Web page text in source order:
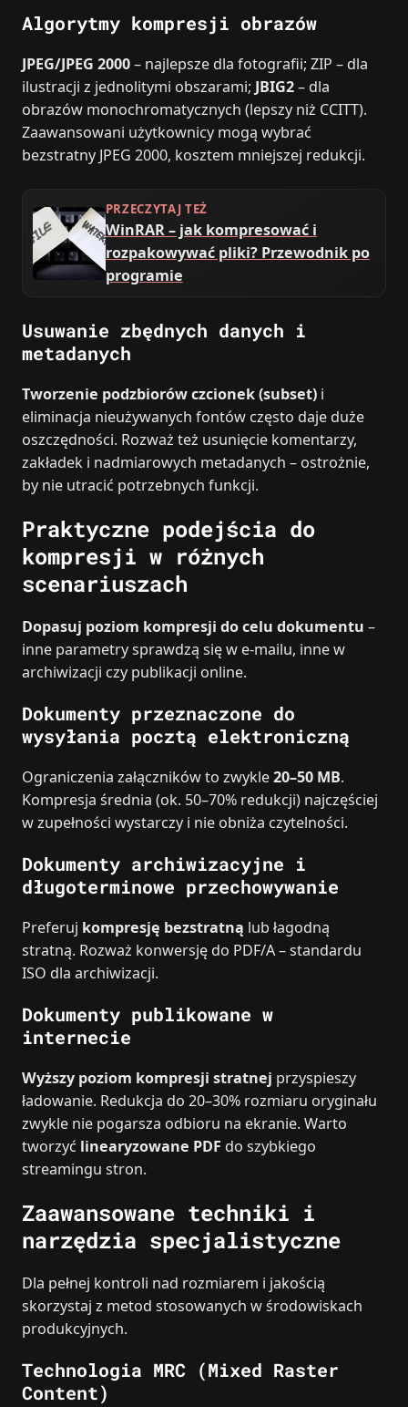
Algorytmy kompresji obrazów
JPEG/JPEG 2000– najlepsze dla fotografii; ZIP – dla
ilustracji z jednolitymi obszarami; JBIG2– dla
obrazów monochromatycznych (lepszy niż CCITT).
Zaawansowani użytkownicy mogą wybrać
bezstratny JPEG 2000, kosztem mniejszej redukcji.
PRZECZYTAJ TEŻ
WinRAR – jak kompresować i
rozpakowywać pliki? Przewodnik po
programie
Usuwanie zbędnych danych i
metadanych
Tworzenie podzbiorów czcionek (subset) i
eliminacja nieużywanych fontów często daje duże
oszczędności. Rozważ też usunięcie komentarzy,
zakładek i nadmiarowych metadanych – ostrożnie,
by nie utracić potrzebnych funkcji.
Praktyczne podejścia do
kompresji w różnych
scenariuszach
Dopasuj poziom kompresji do celu dokumentu –
inne parametry sprawdzą się w e‑mailu, inne w
archiwizacji czy publikacji online.
Dokumenty przeznaczone do
wysyłania pocztą elektroniczną
Ograniczenia załączników to zwykle20–50 MB.
Kompresja średnia (ok. 50–70% redukcji) najczęściej
w zupełności wystarczy i nie obniża czytelności.
Dokumenty archiwizacyjne i
długoterminowe przechowywanie
Preferuj kompresję bezstratną lub łagodną
stratną. Rozważ konwersję do PDF/A – standardu
ISO dla archiwizacji.
Dokumenty publikowane w
internecie
Wyższy poziom kompresji stratnej przyspieszy
ładowanie. Redukcja do 20–30% rozmiaru oryginału
zwykle nie pogarsza odbioru na ekranie. Warto
tworzyć linearyzowane PDF do szybkiego
streamingu stron.
Zaawansowane techniki i
narzędzia specjalistyczne
Dla pełnej kontroli nad rozmiarem i jakością
skorzystaj z metod stosowanych w środowiskach
produkcyjnych.
Technologia MRC (Mixed Raster
Content)